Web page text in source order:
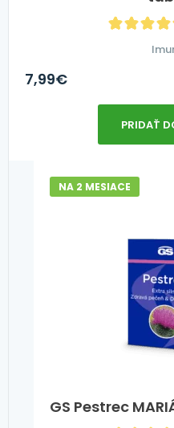
7,99€
PRIDAŤ
GS Pestrec
NA 2 MESIACE